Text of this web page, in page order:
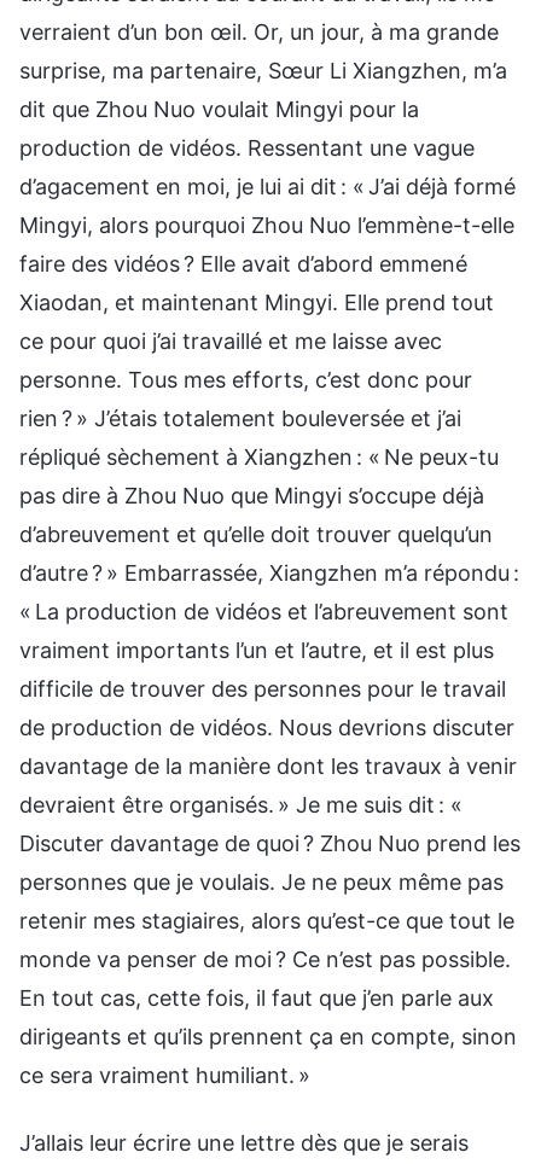
verraient d’un bon œil. Or, un jour, à ma grande
surprise, ma partenaire, Sœur Li Xiangzhen, m’a
dit que Zhou Nuo voulait Mingyi pour la
production de vidéos. Ressentant une vague
d’agacement en moi, je lui ai dit : « J’ai déjà formé
Mingyi, alors pourquoi Zhou Nuo l’emmène-t-elle
faire des vidéos ? Elle avait d’abord emmené
Xiaodan, et maintenant Mingyi. Elle prend tout
ce pour quoi j’ai travaillé et me laisse avec
personne. Tous mes efforts, c’est donc pour
rien ? » J’étais totalement bouleversée et j’ai
répliqué sèchement à Xiangzhen : « Ne peux-tu
pas dire à Zhou Nuo que Mingyi s’occupe déjà
d’abreuvement et qu’elle doit trouver quelqu’un
d’autre ? » Embarrassée, Xiangzhen m’a répondu :
« La production de vidéos et l’abreuvement sont
vraiment importants l’un et l’autre, et il est plus
difficile de trouver des personnes pour le travail
de production de vidéos. Nous devrions discuter
davantage de la manière dont les travaux à venir
devraient être organisés. » Je me suis dit : «
Discuter davantage de quoi ? Zhou Nuo prend les
personnes que je voulais. Je ne peux même pas
retenir mes stagiaires, alors qu’est-ce que tout le
monde va penser de moi ? Ce n’est pas possible.
En tout cas, cette fois, il faut que j’en parle aux
dirigeants et qu’ils prennent ça en compte, sinon
ce sera vraiment humiliant. »
J’allais leur écrire une lettre dès que je serais